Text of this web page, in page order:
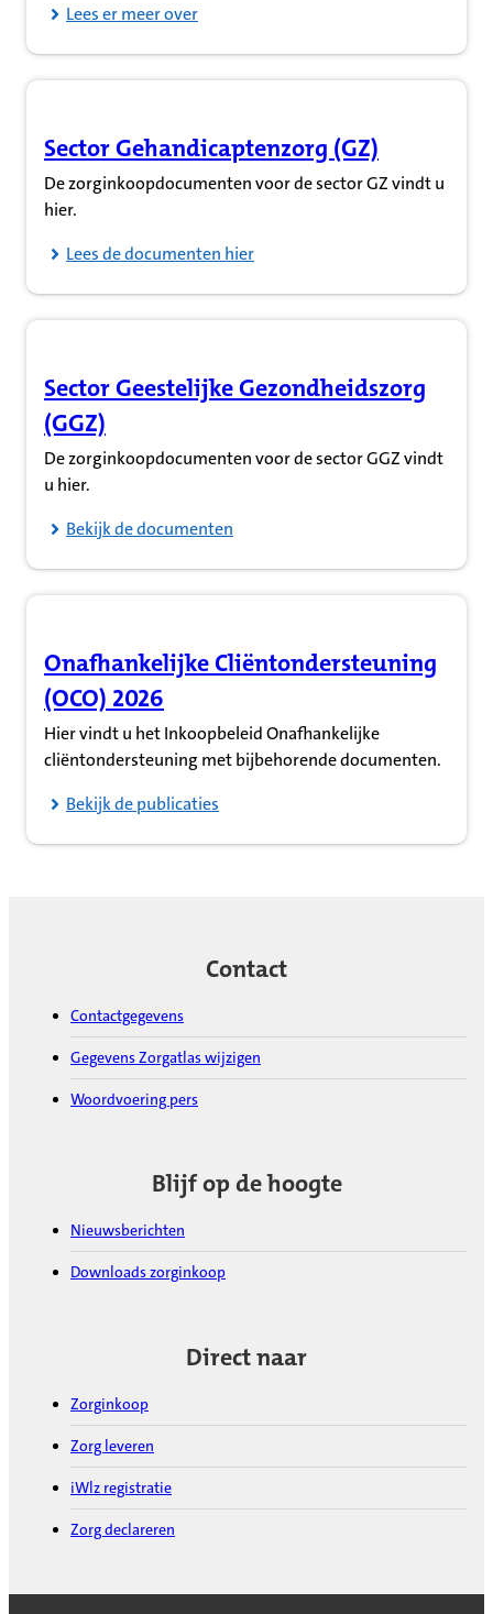
Lees er meer over
Sector Gehandicaptenzorg (GZ)
(Opent in nieuw tabblad)
De zorginkoopdocumenten voor de sector GZ vindt u
hier.
Lees de documenten hier
Sector Geestelijke Gezondheidszorg
(GGZ)
(Opent in nieuw tabblad)
De zorginkoopdocumenten voor de sector GGZ vindt
u hier.
Bekijk de documenten
Onafhankelijke Cliëntondersteuning
(OCO) 2026
(Opent in nieuw tabblad)
Hier vindt u het Inkoopbeleid Onafhankelijke
cliëntondersteuning met bijbehorende documenten.
Bekijk de publicaties
Contact
Contactgegevens
Gegevens Zorgatlas wijzigen
Woordvoering pers
Blijf op de hoogte
Nieuwsberichten
Downloads zorginkoop
Direct naar
Zorginkoop
Zorg leveren
iWlz registratie
Zorg declareren